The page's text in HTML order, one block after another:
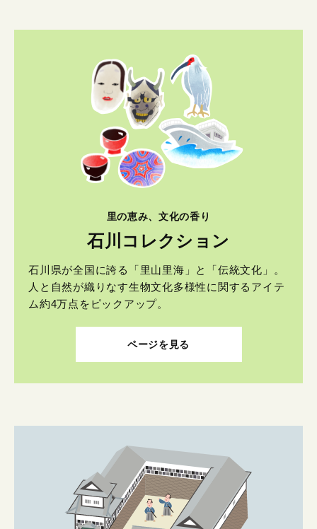
里の恵み、文化の香り
石川コレクション
石川県が全国に誇る「里山里海」と「伝統文化」。
人と自然が織りなす生物文化多様性に関するアイテ
ム約4万点をピックアップ。
ページを見る